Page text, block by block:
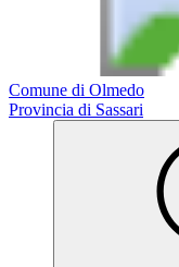
Comune di Olmedo
Provincia di Sassari